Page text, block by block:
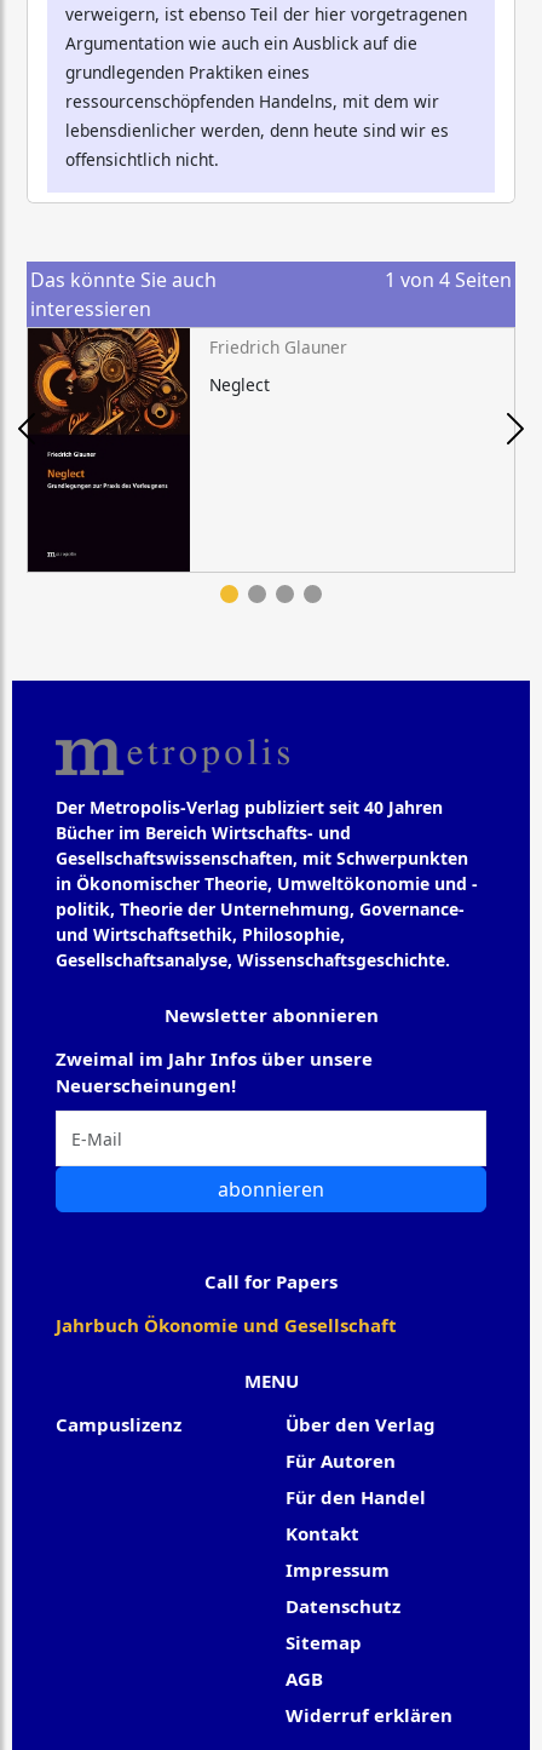
verweigern, ist ebenso Teil der hier vorgetragenen
Argumentation wie auch ein Ausblick auf die
grundlegenden Praktiken eines
ressourcenschöpfenden Handelns, mit dem wir
lebensdienlicher werden, denn heute sind wir es
offensichtlich nicht.
Das könnte Sie auch
interessieren
1 von 4 Seiten
Friedrich Glauner
Neglect
Der Metropolis-Verlag publiziert seit 40 Jahren
Bücher im Bereich Wirtschafts- und
Gesellschaftswissenschaften, mit Schwerpunkten
in Ökonomischer Theorie, Umweltökonomie und -
politik, Theorie der Unternehmung, Governance-
und Wirtschaftsethik, Philosophie,
Gesellschaftsanalyse, Wissenschaftsgeschichte.
MENU
Campuslizenz
Über den Verlag
Für Autoren
Für den Handel
Kontakt
Impressum
Datenschutz
Sitemap
AGB
Widerruf erklären
Newsletter abonnieren
Zweimal im Jahr Infos über unsere
Neuerscheinungen!
abonnieren
Call for Papers
Jahrbuch Ökonomie und Gesellschaft